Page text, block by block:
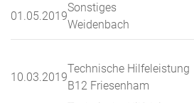
01.05.2019
Sonstiges
Weidenbach
10.03.2019
Technische Hilfeleistung
B12 Friesenham